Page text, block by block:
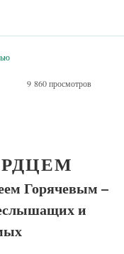
9 860 просмотров
Горячевым –
и